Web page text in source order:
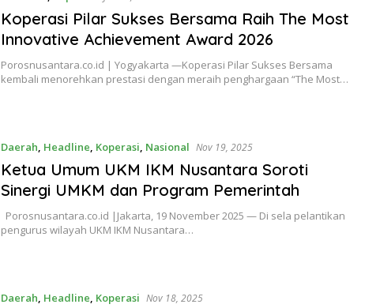
Koperasi Pilar Sukses Bersama Raih The Most
Innovative Achievement Award 2026
Porosnusantara.co.id | Yogyakarta —Koperasi Pilar Sukses Bersama
kembali menorehkan prestasi dengan meraih penghargaan “The Most…
Daerah, Headline, Koperasi, Nasional Nov 19, 2025
Ketua Umum UKM IKM Nusantara Soroti
Sinergi UMKM dan Program Pemerintah
Porosnusantara.co.id |Jakarta, 19 November 2025 — Di sela pelantikan
pengurus wilayah UKM IKM Nusantara…
Daerah, Headline, Koperasi Nov 18, 2025